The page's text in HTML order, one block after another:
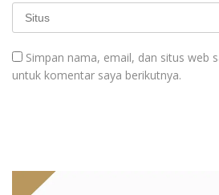
Simpan nama, email, dan situs web
untuk komentar saya berikutnya.